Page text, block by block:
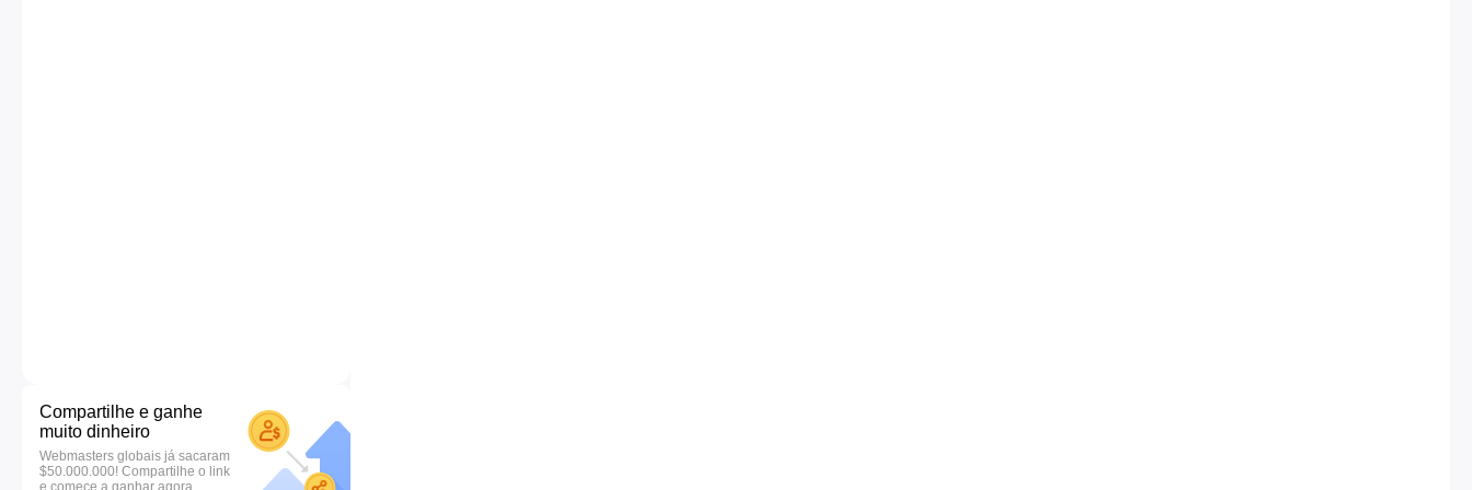
Compartilhe e ganhe
muito dinheiro
Webmasters globais já sacaram
$50.000.000! Compartilhe o link
e comece a ganhar agora.